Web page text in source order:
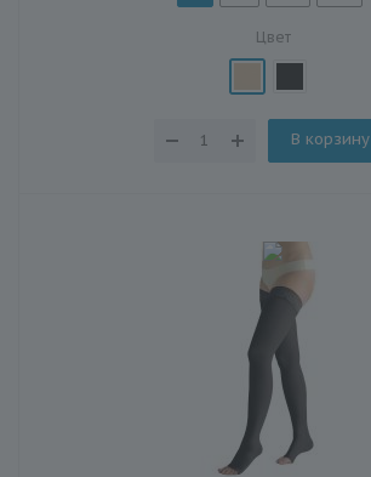
Цвет
В корзину